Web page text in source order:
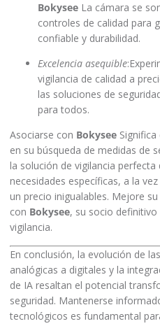
para todos.
Asociarse conBokyseeSignifica
en su búsqueda de medidas de
la solución de vigilancia
necesidades específicas, a la
un precio inigualables. Mejore
Bokysee, su socio definitivo
En conclusión, la evolución de
analógicas a digitales y la
de IA resaltan el potencial
seguridad. Mantenerse
tecnológicos es fundamental
seguridad y prevenir
precisión, las tecnologías de
soluciones de monitoreo
grabación de video tradicional.
explorando innovaciones de
seguridad y aprovechando el